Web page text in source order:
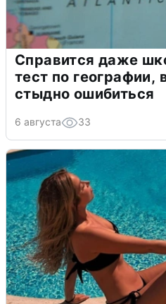
Справится даже
тест по географии,
стыдно ошибиться
6 августа 33